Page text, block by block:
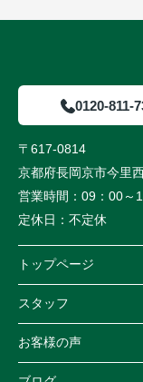
0120-811-
〒617-0814
京都府長岡京市今里
営業時間： 09：00～
定休日： 不定休
トップページ
スタッフ
お客様の声